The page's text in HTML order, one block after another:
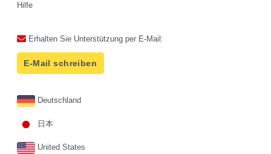
Hilfe
Erhalten Sie Unterstützung per E-Mail:
E-Mail schreiben
Deutschland
日本
United States